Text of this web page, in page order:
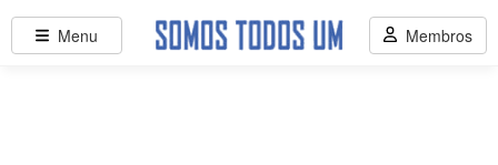
Menu Membros